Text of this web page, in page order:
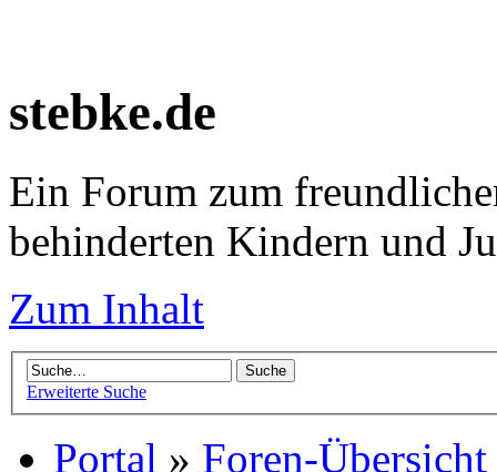
stebke.de
Ein Forum zum
behinderten Kindern und
Zum Inhalt
Erweiterte Suche
Portal » Foren-Übersicht